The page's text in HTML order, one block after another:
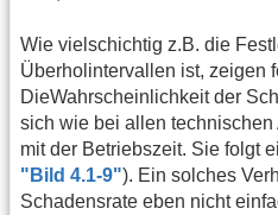
Wie vielschichtig z.B. die
Überholintervallen ist, zeigen
DieWahrscheinlichkeit der
sich wie bei allen
mit der Betriebszeit. Sie folgt
"Bild 4.1-9"). Ein solches
Schadensrate eben nicht